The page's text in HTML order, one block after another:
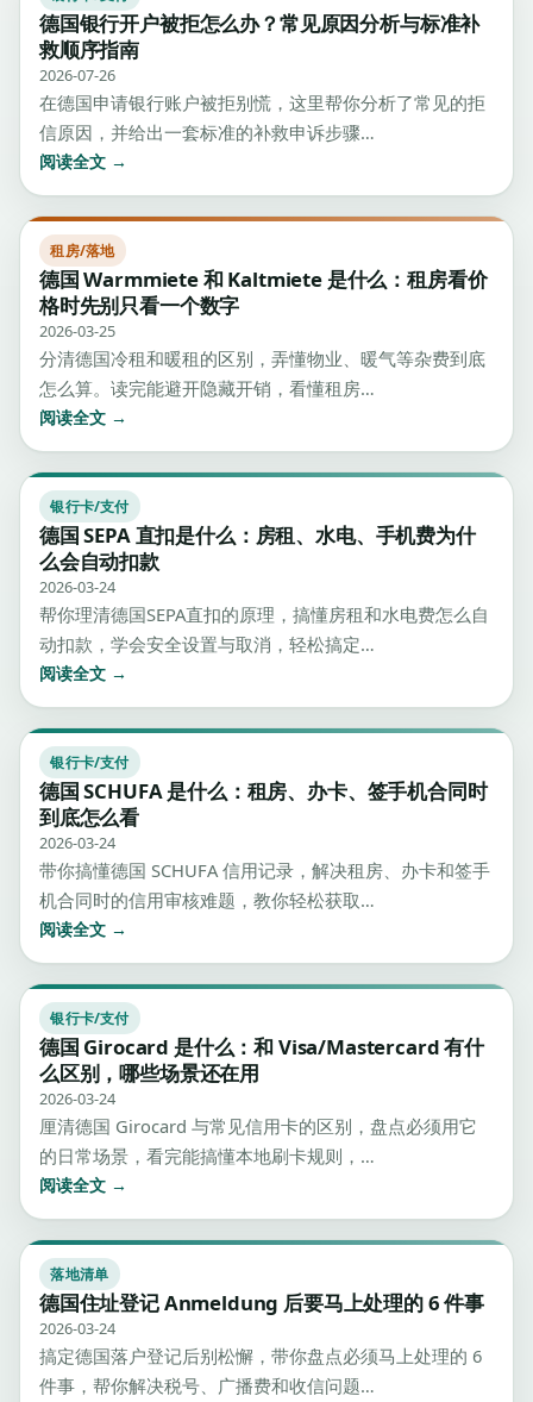
德国银行开户被拒怎么办？常见原因分析与标准补
救顺序指南
2026-07-26
在德国申请银行账户被拒别慌，这里帮你分析了常见的拒
信原因，并给出一套标准的补救申诉步骤…
阅读全文 →
租房/落地
德国 Warmmiete 和 Kaltmiete 是什么：租房看价
格时先别只看一个数字
2026-03-25
分清德国冷租和暖租的区别，弄懂物业、暖气等杂费到底
怎么算。读完能避开隐藏开销，看懂租房…
阅读全文 →
银行卡/支付
德国 SEPA 直扣是什么：房租、水电、手机费为什
么会自动扣款
2026-03-24
帮你理清德国SEPA直扣的原理，搞懂房租和水电费怎么自
动扣款，学会安全设置与取消，轻松搞定…
阅读全文 →
银行卡/支付
德国 SCHUFA 是什么：租房、办卡、签手机合同时
到底怎么看
2026-03-24
带你搞懂德国 SCHUFA 信用记录，解决租房、办卡和签手
机合同时的信用审核难题，教你轻松获取…
阅读全文 →
银行卡/支付
德国 Girocard 是什么：和 Visa/Mastercard 有什
么区别，哪些场景还在用
2026-03-24
厘清德国 Girocard 与常见信用卡的区别，盘点必须用它
的日常场景，看完能搞懂本地刷卡规则，…
阅读全文 →
落地清单
德国住址登记 Anmeldung 后要马上处理的 6 件事
2026-03-24
搞定德国落户登记后别松懈，带你盘点必须马上处理的 6
件事，帮你解决税号、广播费和收信问题…